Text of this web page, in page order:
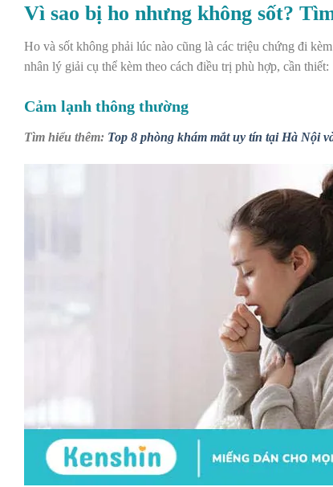
Vì sao bị ho nhưng không sốt?
Ho và sốt không phải lúc nào cũng là các triệu chứng đi
nhân lý giải cụ thể kèm theo cách điều trị phù hợp, cần thiết:
Cảm lạnh thông thường
Tìm hiểu thêm: Top 8 phòng khám mắt uy tín tại Hà Nội